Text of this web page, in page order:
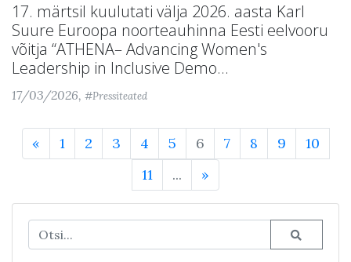
17. märtsil kuulutati välja 2026. aasta Karl
Suure Euroopa noorteauhinna Eesti eelvooru
võitja “ATHENA– Advancing Women's
Leadership in Inclusive Demo...
17/03/2026, #Pressiteated
« 1 2 3 4 5 6 7 8 9
10
11
... »